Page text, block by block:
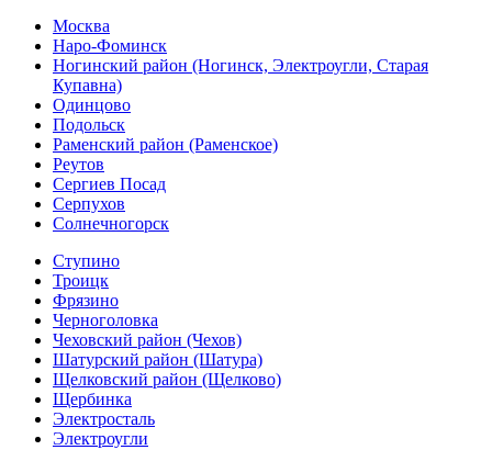
Москва
Наро-Фоминск
Ногинский район (Ногинск, Электроугли, Старая
Купавна)
Одинцово
Подольск
Раменский район (Раменское)
Реутов
Сергиев Посад
Серпухов
Солнечногорск
Ступино
Троицк
Фрязино
Черноголовка
Чеховский район (Чехов)
Шатурский район (Шатура)
Щелковский район (Щелково)
Щербинка
Электросталь
Электроугли